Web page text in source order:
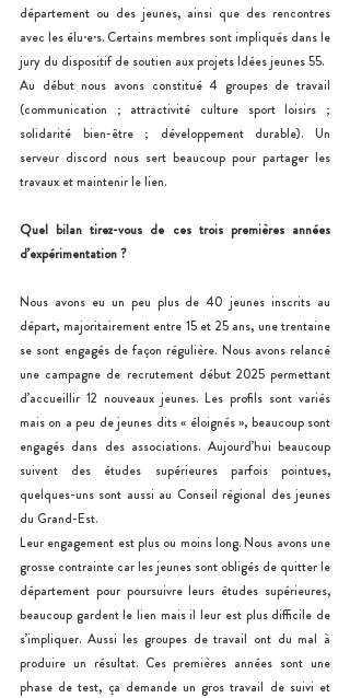
département ou des jeunes, ainsi que des rencontres
avec les élu·e·s. Certains membres sont impliqués dans le
jury du dispositif de soutien aux projets Idées jeunes 55.
Au début nous avons constitué 4 groupes de travail
(communication ; attractivité culture sport loisirs ;
solidarité bien-être ; développement durable). Un
serveur discord nous sert beaucoup pour partager les
travaux et maintenir le lien.
Quel bilan tirez-vous de ces trois premières années
d’expérimentation ?
Nous avons eu un peu plus de 40 jeunes inscrits au
départ, majoritairement entre 15 et 25 ans, une trentaine
se sont engagés de façon régulière. Nous avons relancé
une campagne de recrutement début 2025 permettant
d’accueillir 12 nouveaux jeunes. Les profils sont variés
mais on a peu de jeunes dits « éloignés », beaucoup sont
engagés dans des associations. Aujourd’hui beaucoup
suivent des études supérieures parfois pointues,
quelques-uns sont aussi au Conseil régional des jeunes
du Grand-Est.
Leur engagement est plus ou moins long. Nous avons une
grosse contrainte car les jeunes sont obligés de quitter le
département pour poursuivre leurs études supérieures,
beaucoup gardent le lien mais il leur est plus difficile de
s’impliquer. Aussi les groupes de travail ont du mal à
produire un résultat. Ces premières années sont une
phase de test, ça demande un gros travail de suivi et